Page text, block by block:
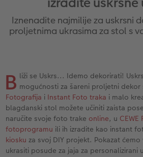
Ovako funkcionira
CEWE FOTOKNJIGA
Dodaci
Natur fotografije
Dimenzije fotografije
Art fotografije
Izrada standard
Kutije za pohranu
Foto paketi
Alu fotografija s
Galerijska
Ploča dobrodošlice
Letvica za poster
Hexxas
Fotografija na drvu
Čestitke
Svijet kućnih
Poklon fotokutije
Tekstili
Umjetničke
Foto kalendari
Jedinstvene ideje
Ideje za poklone za
Vjenčanje
Matura
Iznenadite najmilije za uskrsni
proljetnima ukrasima za stol s
B liži se Uskrs... Idemo dekorirati!
mogućnosti za šareni proljetni
Fotografija i Instant Foto traka i malo
blagdanski stol možete učiniti zaista
naručite svoje foto trake online, u
fotoprogramu ili ih izradite kao instant
kiosku za svoj DIY projekt. Pokazat
ukrasiti posude za jaja za personalizirani